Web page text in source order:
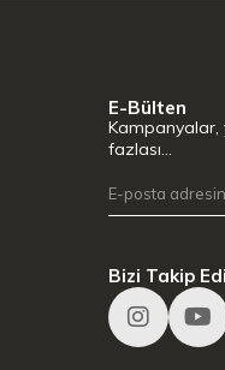
E-Bülten
Kampanyalar,
fazlası…
Bizi Takip